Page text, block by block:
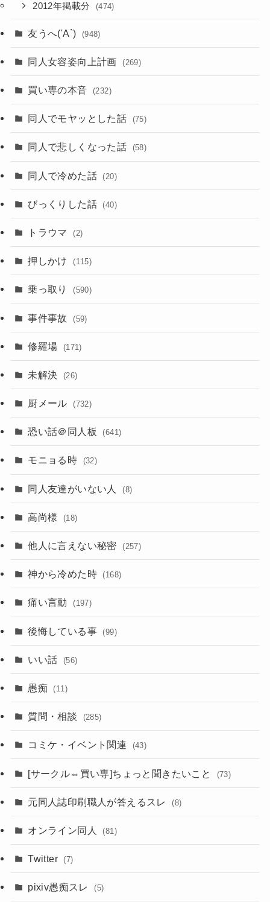
2012年掲載分 (474)
友うへ('A`) (948)
同人女容姿向上計画 (269)
買い専の本音 (232)
同人でモヤッとした話 (75)
同人で悲しくなった話 (58)
同人で冷めた話 (20)
びっくりした話 (40)
トラウマ (2)
押しかけ (115)
乗っ取り (590)
事件事故 (59)
修羅場 (171)
未解決 (26)
厨メール (732)
恐い話＠同人板 (641)
モニョる時 (32)
同人友達がいない人 (8)
高尚様 (18)
他人に言えない秘密 (257)
神から冷めた時 (168)
痛い言動 (197)
後悔している事 (99)
いい話 (56)
愚痴 (11)
質問・相談 (285)
コミケ・イベント関連 (43)
[サークル⇔買い専]ちょっと聞きたいこと (73)
元同人誌印刷職人が答えるスレ (8)
オンライン同人 (81)
Twitter (7)
pixiv愚痴スレ (5)